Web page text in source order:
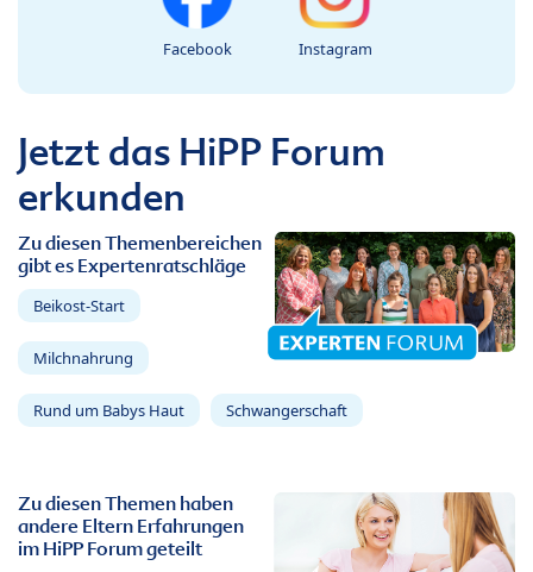
Facebook Instagram
Jetzt das HiPP Forum
erkunden
Zu diesen Themenbereichen
gibt es Expertenratschläge
Beikost-Start
Milchnahrung
Rund um Babys Haut Schwangerschaft
Zu diesen Themen haben
andere Eltern Erfahrungen
im HiPP Forum geteilt